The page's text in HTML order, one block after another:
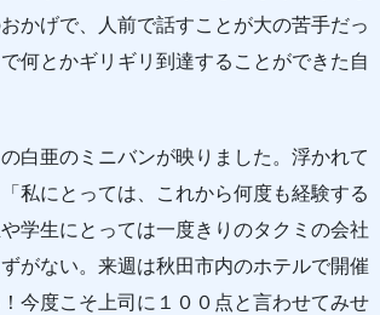
かげで、人前で話すことが大の苦手だっ
何とかギリギリ到達することができた自
白亜のミニバンが映りました。浮かれて
私にとっては、これから何度も経験する
学生にとっては一度きりのタクミの会社
がない。来週は秋田市内のホテルで開催
今度こそ上司に１００点と言わせてみせ